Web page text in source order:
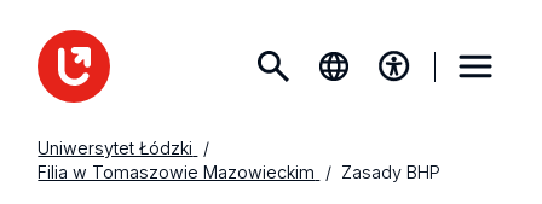
Uniwersytet Łódzki
Filia w Tomaszowie Mazowieckim
Zasady BHP